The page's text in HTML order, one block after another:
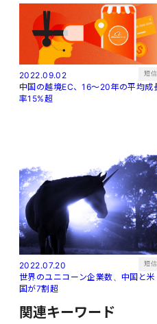
2022.09.02 短信
中国の越境EC、16～20年の平均成
率15%超
2022.07.20 短信
世界のユニコーン企業数、中国と米
国が7割超
関連キーワード